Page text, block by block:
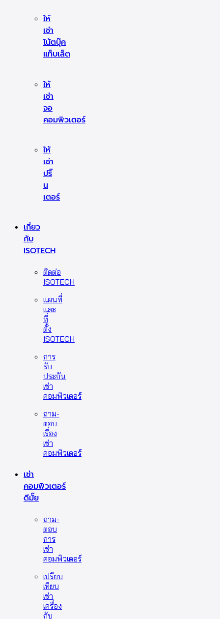
ให้
เช่า
โน้ตบุ๊ค
แท็บเล็ต
ให้
เช่า
จอ
คอมพิวเตอร์
ให้
เช่า
ปริ๊
น
เตอร์
เกี่ยว
กับ
ISOTECH
ติดต่อ
ISOTECH
แผนที่
และ
ที่
ตั้ง
ISOTECH
การ
รับ
ประกัน
เช่า
คอมพิวเตอร์
ถาม-
ตอบ
เรื่อง
เช่า
คอมพิวเตอร์
เช่า
คอมพิวเตอร์
ดีมั๊ย
ถาม-
ตอบ
การ
เช่า
คอมพิวเตอร์
เปรียบ
เทียบ
เช่า
เครื่อง
กับ